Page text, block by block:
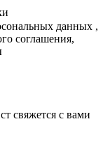
данных ,
соглашения,
свяжется с вами